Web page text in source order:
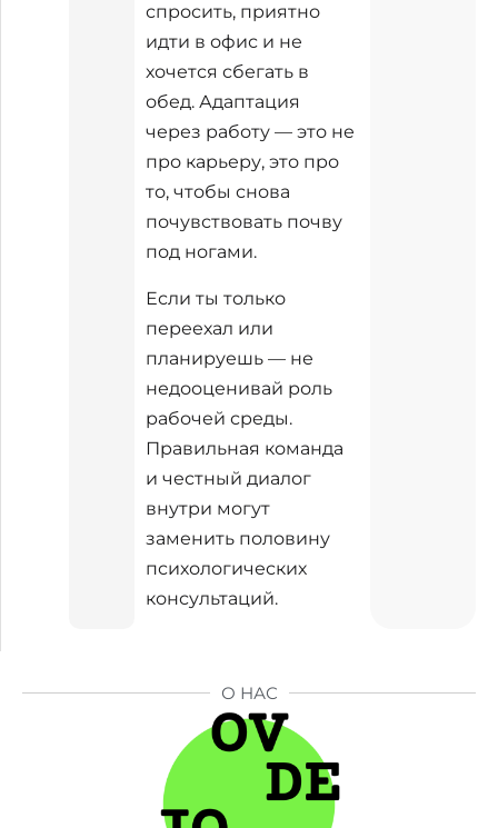
О НАС
спросить, приятно
идти в офис и не
хочется сбегать в
обед. Адаптация
через работу — это не
про карьеру, это про
то, чтобы снова
почувствовать почву
под ногами.
Если ты только
переехал или
планируешь — не
недооценивай роль
рабочей среды.
Правильная команда
и честный диалог
внутри могут
заменить половину
психологических
консультаций.